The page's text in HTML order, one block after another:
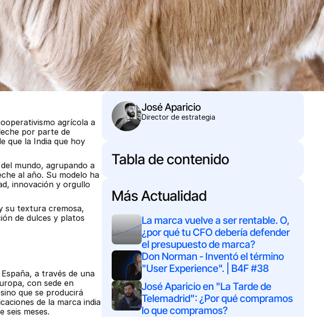
agrícola a
por parte de
que la India que hoy
mundo, agrupando a
al año. Su modelo ha
innovación y orgullo
su textura cremosa,
de dulces y platos
a través de una
con sede en
que se producirá
de la marca india
seis meses.
José Aparicio
Director de estrategia
Tabla de contenido
Más Actualidad
La marca vuelve a ser rentable. O,
¿por qué tu CFO debería defender
el presupuesto de marca?
Don Norman - Inventó el término
"User Experience". | B4F #38
José Aparicio en "La Tarde de
Telemadrid": ¿Por qué compramos
lo que compramos?